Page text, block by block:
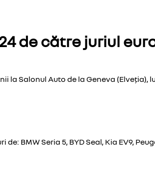
de către juriul
la Salonul Auto de la Geneva (Elveția),
BMW Seria 5, BYD Seal, Kia EV9,